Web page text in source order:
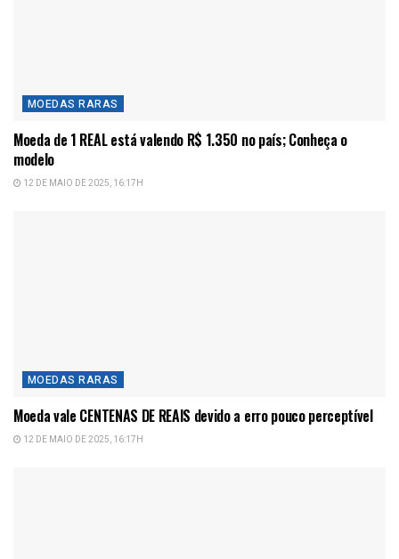
MOEDAS RARAS
Moeda de 1 REAL está valendo R$ 1.350 no país; Conheça o
modelo
12 DE MAIO DE 2025, 16:17H
MOEDAS RARAS
Moeda vale CENTENAS DE REAIS devido a erro pouco perceptível
12 DE MAIO DE 2025, 16:17H